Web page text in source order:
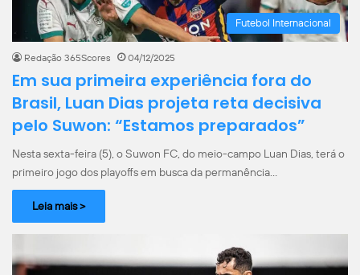
Futebol Internacional
Redação 365Scores 04/12/2025
Em sua primeira experiência fora do
Brasil, Luan Dias projeta reta decisiva
pelo Suwon: “Estamos preparados”
Nesta sexta-feira (5), o Suwon FC, do meio-campo Luan Dias, terá o
primeiro jogo dos playoffs em busca da permanência…
Leia mais >